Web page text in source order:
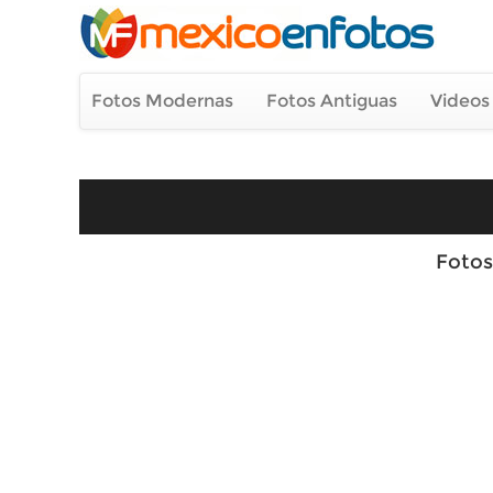
Fotos Modernas Fotos Antiguas